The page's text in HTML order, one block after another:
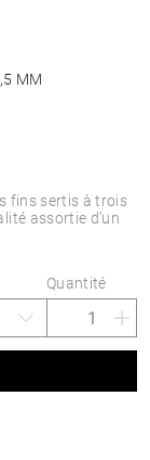
fins sertis à trois
assortie d’un
MM
Quantité